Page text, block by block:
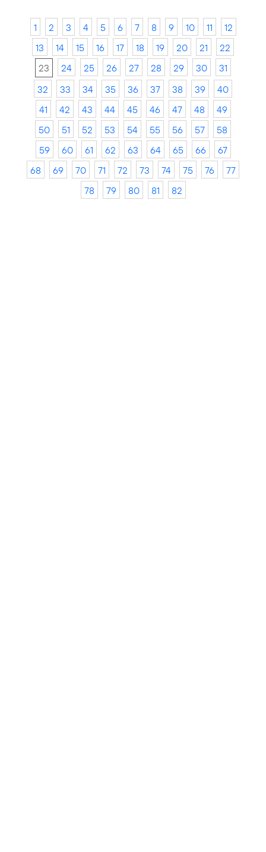
1 2 3 4 5 6 7 8 9 10 11
12
13
14 15 16 17 18 19 20 21
22
23
24 25 26 27 28 29 30
31
32
33 34 35 36 37 38 39
40
41
42 43 44 45 46 47 48
49
50
51 52 53 54 55 56 57
58
59
60 61 62 63 64 65 66
67
68
69 70 71 72 73 74 75 76
77
78
79 80 81 82